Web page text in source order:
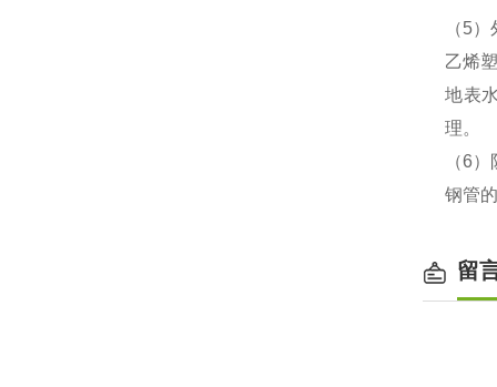
（5
乙烯
地表
理。
（6
钢管
留